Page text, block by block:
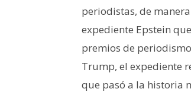
periodistas, de
expediente Epstein
premios de
Trump, el expediente
que pasó a la historia